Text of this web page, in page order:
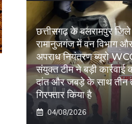
छत्तीसगढ़ के बलरामपुर
रामानुजगंज में वन विभाग
अपराध नियंत्रण ब्यूरो
संयुक्त टीम ने बड़ी कार्रवाई
दांत और जबड़े के साथ तीन
गिरफ्तार किया है
04/08/2026